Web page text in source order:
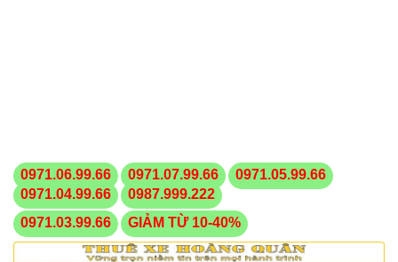
0971.06.99.66 0971.07.99.66
0971.05.99.66
0971.04.99.66
0987.999.222
0971.03.99.66
GIẢM TỪ 10-40%